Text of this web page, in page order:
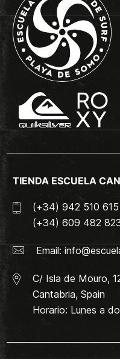
TIENDA ESCUELA
(+34) 942 510 615
(+34) 609 482
Email:
C/ Isla de Mouro,
Cantabria, Spain
Horario: Lunes a